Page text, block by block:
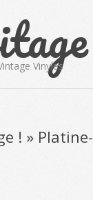
Vinyles
! » Platine-